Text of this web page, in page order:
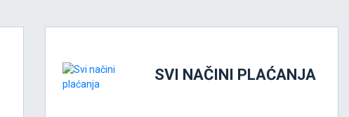
SVI NAČINI PLAĆANJA